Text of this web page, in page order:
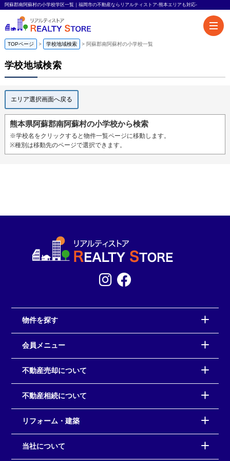
阿蘇郡南阿蘇村の小学校学区一覧｜福岡市の不動産ならリアルティストア-熊本エリアも対応-
TOPページ 学校地域検索 阿蘇郡南阿蘇村の小学校一覧
学校地域検索
エリア選択画面へ戻る
熊本県阿蘇郡南阿蘇村の小学校から検索
※学校名をクリックすると物件一覧ページに移動します。
※種別は移動先のページで選択できます。
物件を探す
会員メニュー
不動産売却について
不動産相続について
リフォーム・建築
当社について